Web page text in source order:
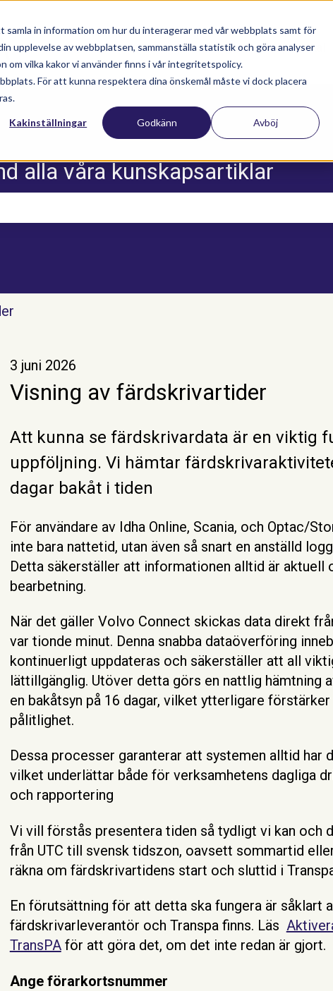
in information om hur du interagerar med vår webbplats samt för
upplevelse av webbplatsen, sammanställa statistik och göra analyser
om vilka kakor vi använder finns i vår integritetspolicy.
För att kunna respektera dina önskemål måste vi dock placera
Kakinställningar Godkänn Avböj
Nyhetsartiklar Utbildningar Supportavtal
alla våra kunskapsartiklar
3 juni 2026
Visning av färdskrivartider
Att kunna se färdskrivardata är en viktig
uppföljning. Vi hämtar
dagar bakåt i tiden
För användare av Idha Online, Scania, och Optac/
inte bara nattetid, utan även så snart en anställd
Detta säkerställer att informationen alltid är aktuell
bearbetning.
När det gäller Volvo Connect skickas data direkt
var tionde minut. Denna snabba dataöverföring
kontinuerligt uppdateras och säkerställer att all
lättillgänglig. Utöver detta görs en nattlig hämtning
en bakåtsyn på 16 dagar, vilket ytterligare
pålitlighet.
Dessa processer garanterar att systemen alltid har
vilket underlättar både för verksamhetens dagliga
och rapportering
Vi vill förstås presentera tiden så tydligt vi kan och
från UTC till svensk tidszon, oavsett sommartid
räkna om färdskrivartidens start och sluttid i
En förutsättning för att detta ska fungera är såklart
färdskrivarleverantör och Transpa finns. Läs
TransPAför att göra det, om det inte redan är gjort.
Ange förarkortsnummer